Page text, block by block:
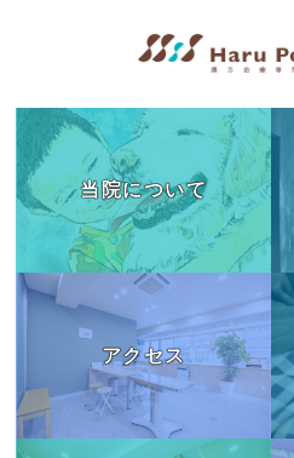
当院について
院長紹介
アクセス
治療方針
免疫介在性疾患
皮膚の病気
当院について
アクセス